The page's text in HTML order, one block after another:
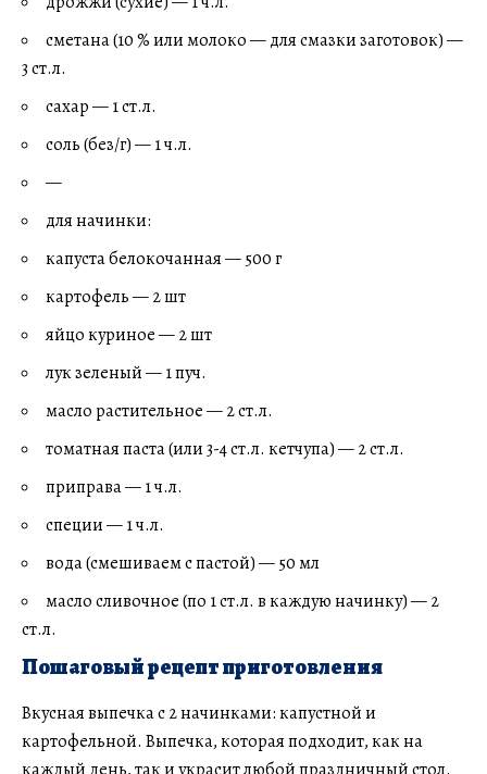
сметана (10 % или молоко — для смазки заготовок) —
3 ст.л.
сахар — 1 ст.л.
соль (без/г) — 1 ч.л.
—
для начинки:
капуста белокочанная — 500 г
картофель — 2 шт
яйцо куриное — 2 шт
лук зеленый — 1 пуч.
масло растительное — 2 ст.л.
томатная паста (или 3-4 ст.л. кетчупа) — 2 ст.л.
приправа — 1 ч.л.
специи — 1 ч.л.
вода (смешиваем с пастой) — 50 мл
масло сливочное (по 1 ст.л. в каждую начинку) — 2
ст.л.
Пошаговый рецепт приготовления
Вкусная выпечка с 2 начинками: капустной и
картофельной. Выпечка, которая подходит, как на
каждый день, так и украсит любой праздничный стол.